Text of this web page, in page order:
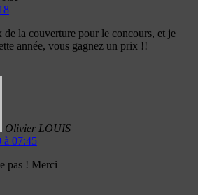
de la couverture pour le concours, et je
année, vous gagnez un prix !!
Olivier LOUIS
à 07:45
pas ! Merci